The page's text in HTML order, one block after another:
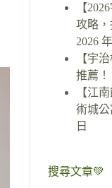
【
攻略，
2026
【宇
推薦！
【江
術城
日
搜尋文章💚